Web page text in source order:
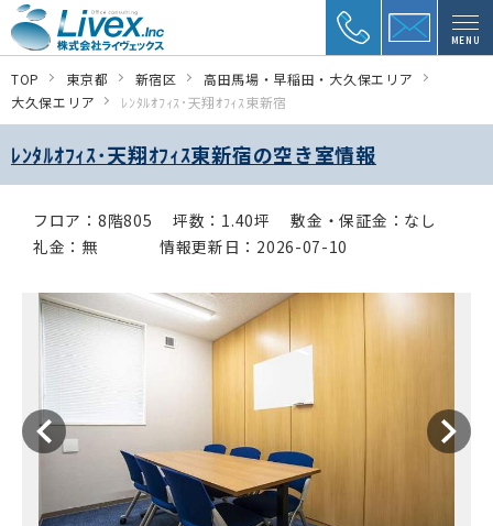
MENU
TOP 東京都 新宿区
高田馬場・早稲田・大久保エリア
大久保エリア
ﾚﾝﾀﾙｵﾌｨｽ･天翔ｵﾌｨｽ東新宿
ﾚﾝﾀﾙｵﾌｨｽ･天翔ｵﾌｨｽ東新宿の空き室情報
フロア：8階805 坪数：1.40坪
敷金・保証金：なし
礼金：無
情報更新日：2026-07-10